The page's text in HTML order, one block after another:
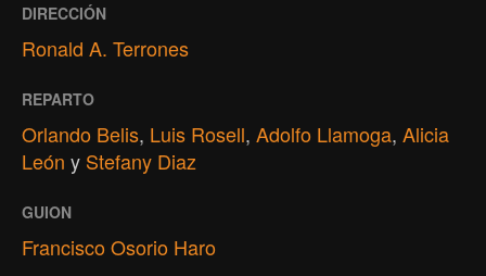
DIRECCIÓN
Ronald A. Terrones
REPARTO
Orlando Belis, Luis Rosell, Adolfo Llamoga, Alicia
León y Stefany Diaz
GUION
Francisco Osorio Haro